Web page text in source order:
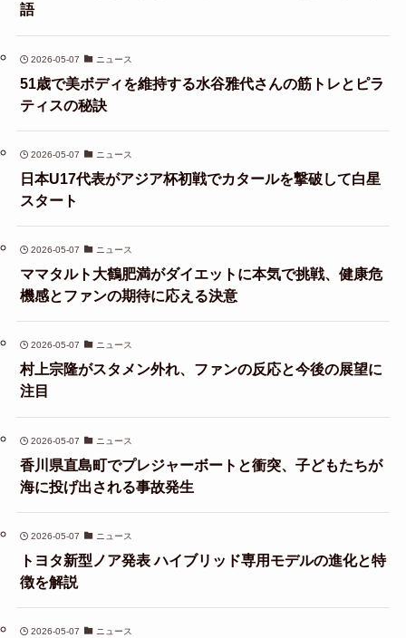
語
2026-05-07 ニュース
51歳で美ボディを維持する水谷雅代さんの筋トレとピラ
ティスの秘訣
2026-05-07 ニュース
日本U17代表がアジア杯初戦でカタールを撃破して白星
スタート
2026-05-07 ニュース
ママタルト大鶴肥満がダイエットに本気で挑戦、健康危
機感とファンの期待に応える決意
2026-05-07 ニュース
村上宗隆がスタメン外れ、ファンの反応と今後の展望に
注目
2026-05-07 ニュース
香川県直島町でプレジャーボートと衝突、子どもたちが
海に投げ出される事故発生
2026-05-07 ニュース
トヨタ新型ノア発表 ハイブリッド専用モデルの進化と特
徴を解説
2026-05-07 ニュース